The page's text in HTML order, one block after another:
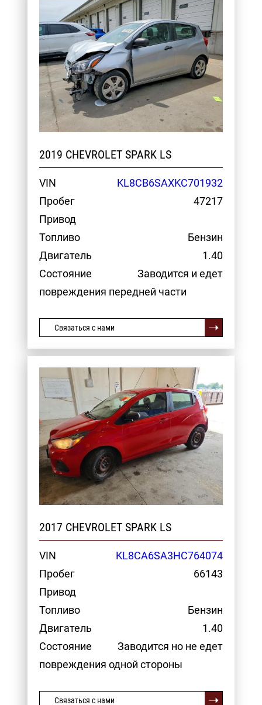
2019 CHEVROLET SPARK LS
VIN
KL8CB6SAXKC701932
Пробег
47217
Привод
Топливо
Бензин
Двигатель
1.40
Состояние
Заводится и едет
повреждения передней части
Связаться с нами
2017 CHEVROLET SPARK LS
VIN
KL8CA6SA3HC764074
Пробег
66143
Привод
Топливо
Бензин
Двигатель
1.40
Состояние
Заводится но не едет
повреждения одной стороны
Связаться с нами